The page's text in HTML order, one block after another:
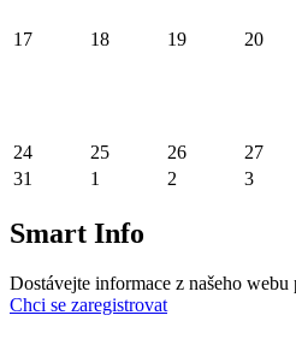
17 18 19 20
24 25 26 27
31
1 2 3
Smart Info
Dostávejte informace z našeho
Chci se zaregistrovat